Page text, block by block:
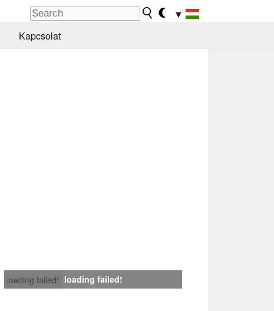
▼
Kapcsolat
loading failed! loading failed!